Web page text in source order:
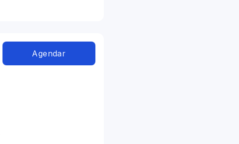
Agendar